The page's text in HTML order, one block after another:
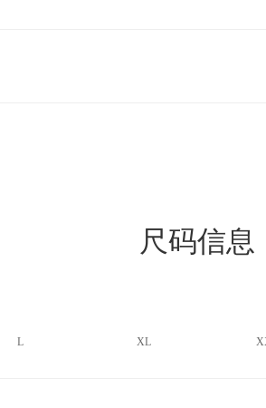
尺码信息
L XL